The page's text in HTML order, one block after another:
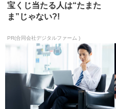
宝くじ当たる人は“たまた
ま”じゃない?!
PR(合同会社デジタルファーム )